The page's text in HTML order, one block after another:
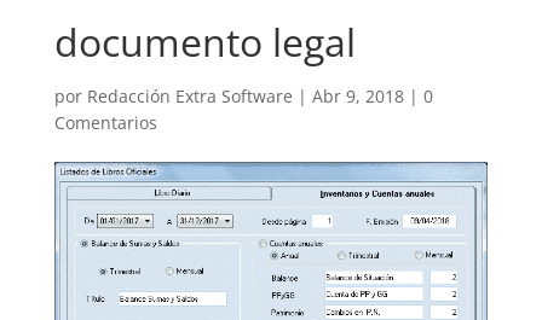
documento legal
por Redacción Extra Software | Abr 9, 2018| 0
Comentarios